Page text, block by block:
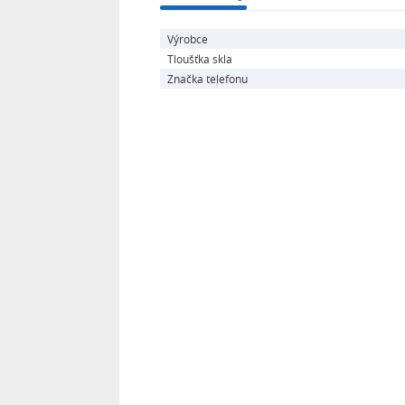
Výrobce
Tloušťka skla
Značka telefonu